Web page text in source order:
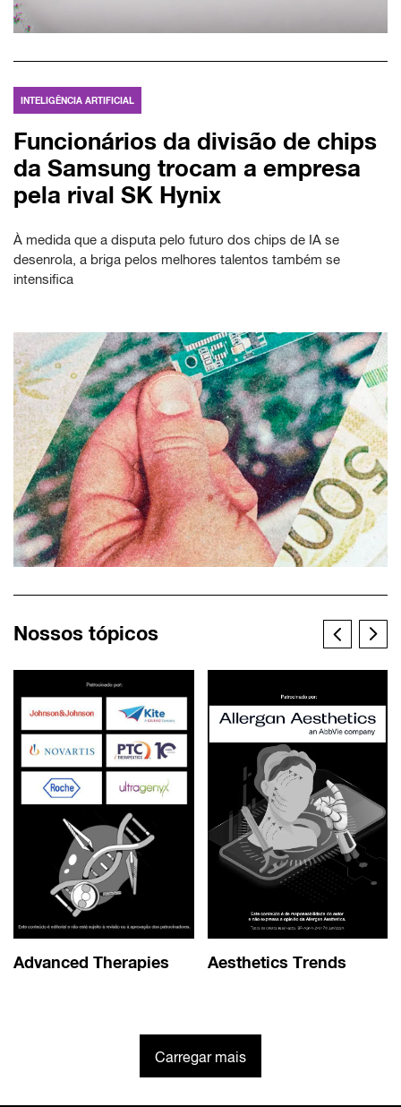
INTELIGÊNCIA ARTIFICIAL
Funcionários da divisão de chips
da Samsung trocam a empresa
pela rival SK Hynix
À medida que a disputa pelo futuro dos chips de IA se
desenrola, a briga pelos melhores talentos também se
intensifica
Nossos tópicos
Advanced Therapies Aesthetics Trends
Carregar mais